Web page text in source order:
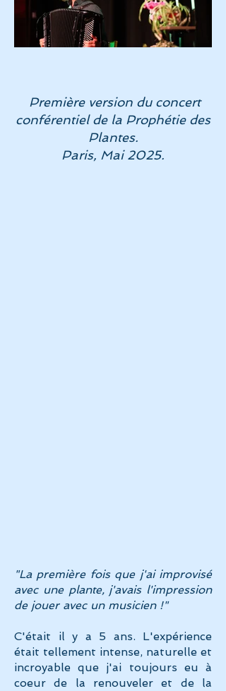
Première version du concert
conférentiel de la Prophétie des
Plantes.
Paris, Mai 2025.
"La première fois que j'ai improvisé
avec une plante, j'avais l'impression
de jouer avec un musicien !"
C'était il y a 5 ans. L'expérience
était tellement intense, naturelle et
incroyable que j'ai toujours eu à
coeur de la renouveler et de la